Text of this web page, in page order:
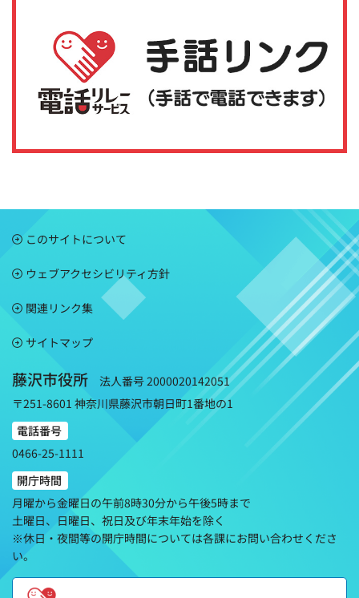
このサイトについて
ウェブアクセシビリティ方針
関連リンク集
サイトマップ
藤沢市役所
法人番号 2000020142051
〒251-8601 神奈川県藤沢市朝日町1番地の1
電話番号
0466-25-1111
開庁時間
月曜から金曜日の午前8時30分から午後5時まで
土曜日、日曜日、祝日及び年末年始を除く
※休日・夜間等の開庁時間については各課にお問い合わせくださ
い。